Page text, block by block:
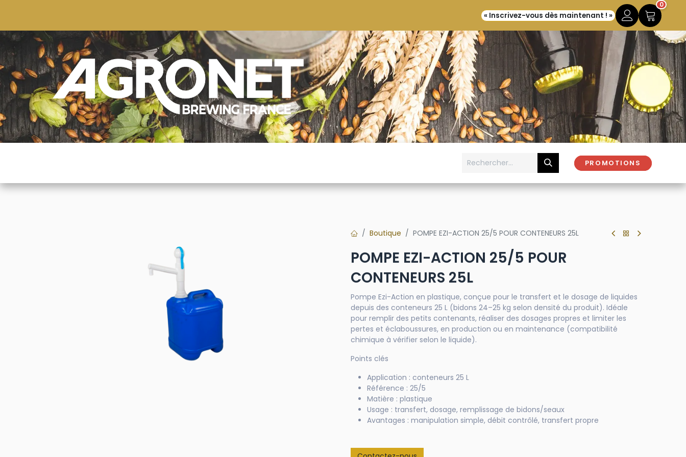
« Inscrivez-vous dès maintenant ! »
0
PROMOTIONS
Boutique POMPE EZI-ACTION 25/5 POUR CONTENEURS 25L
POMPE EZI-ACTION 25/5 POUR
CONTENEURS 25L
Pompe Ezi-Action en plastique, conçue pour le transfert et le dosage de liquides
depuis des conteneurs 25 L (bidons 24–25 kg selon densité du produit). Idéale
pour remplir des petits contenants, réaliser des dosages propres et limiter les
pertes et éclaboussures, en production ou en maintenance (compatibilité
chimique à vérifier selon le liquide).
Points clés
Application : conteneurs 25 L
Référence : 25/5
Matière : plastique
Usage : transfert, dosage, remplissage de bidons/seaux
Avantages : manipulation simple, débit contrôlé, transfert propre